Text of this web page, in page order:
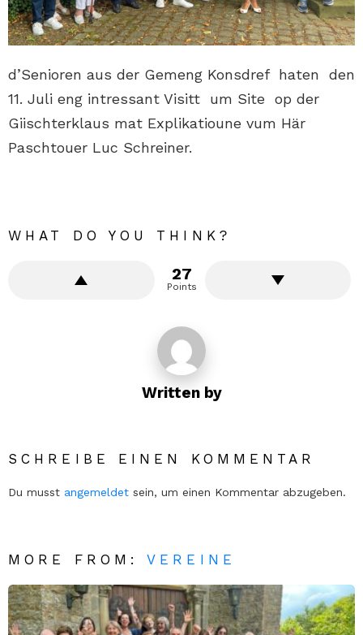
d’Senioren aus der Gemeng Konsdref haten den
11. Juli eng intressant Visitt um Site op der
Giischterklaus mat Explikatioune vum Här
Paschtouer Luc Schreiner.
WHAT DO YOU THINK?
27
Points
Written by
SCHREIBE EINEN KOMMENTAR
Du musst angemeldet sein, um einen Kommentar abzugeben.
MORE FROM:VEREINE